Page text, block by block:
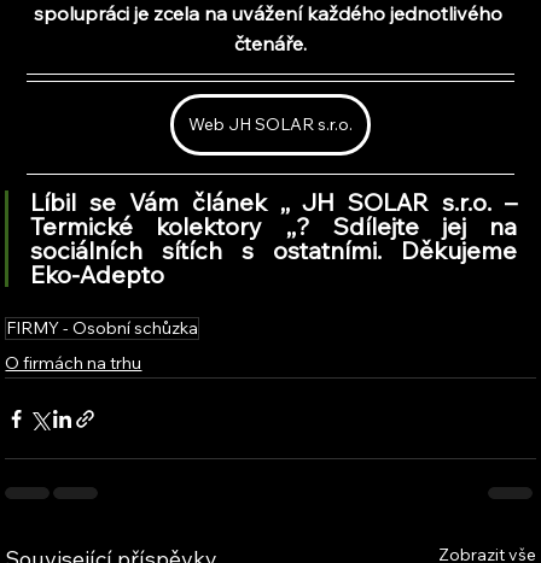
spolupráci je zcela na uvážení každého jednotlivého
čtenáře.
Web JH SOLAR s.r.o.
Líbil se Vám článek ,, JH SOLAR s.r.o. –
Termické kolektory ,,? Sdílejte jej na
sociálních sítích s ostatními. Děkujeme
Eko-Adepto
FIRMY - Osobní schůzka
O firmách na trhu
Zobrazit vše